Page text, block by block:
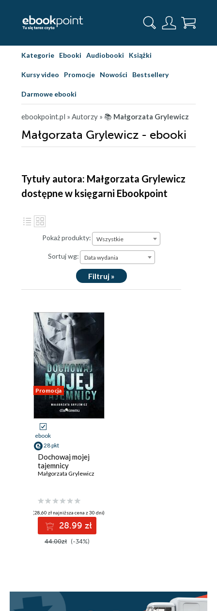
Kategorie Ebooki Audiobooki Książki
Kursy video Promocje Nowości Bestsellery
Darmowe ebooki
ebookpoint.pl » Autorzy » 📚 Małgorzata Grylewicz
Małgorzata Grylewicz - ebooki
Tytuły autora: Małgorzata Grylewicz
dostępne w księgarni Ebookpoint
Pokaż produkty: Wszystkie
Sortuj wg: Data wydania
Filtruj »
Promocja
ebook
28 pkt
Dochowaj mojej
tajemnicy
Małgorzata Grylewicz
(28,60 zł najniższa cena z 30 dni)
28.99 zł
44.00zł (-34%)